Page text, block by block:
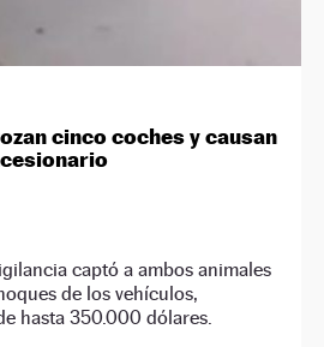
cinco coches y causan
captó a ambos animales
de los vehículos,
hasta 350.000 dólares.